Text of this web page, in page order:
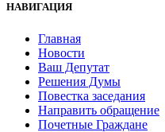
НАВИГАЦИЯ
Главная
Новости
Ваш Депутат
Решения Думы
Повестка заседания
Направить обращение
Почетные Граждане